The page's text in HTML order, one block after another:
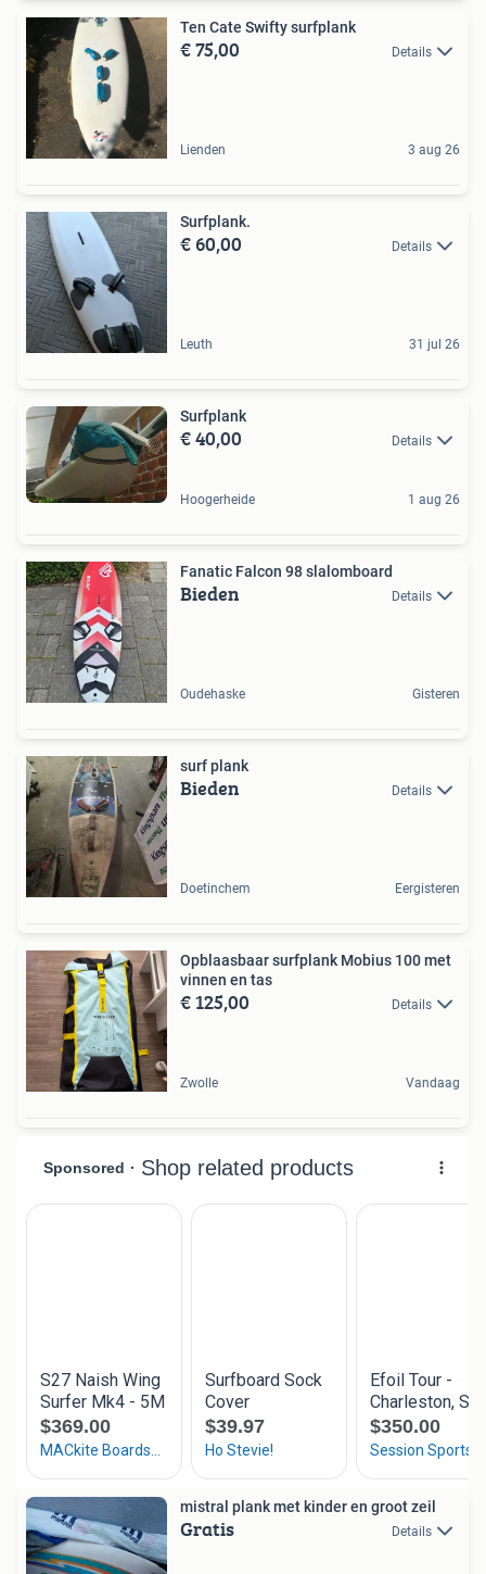
Ten Cate Swifty surfplank
€ 75,00 Details
Lienden 3 aug 26
Surfplank.
€ 60,00 Details
Leuth 31 jul 26
Surfplank
€ 40,00 Details
Hoogerheide 1 aug 26
Fanatic Falcon 98 slalomboard
Bieden Details
Oudehaske Gisteren
surf plank
Bieden Details
Doetinchem Eergisteren
Opblaasbaar surfplank Mobius 100 met
vinnen en tas
€ 125,00 Details
Zwolle Vandaag
mistral plank met kinder en groot zeil
Gratis Details